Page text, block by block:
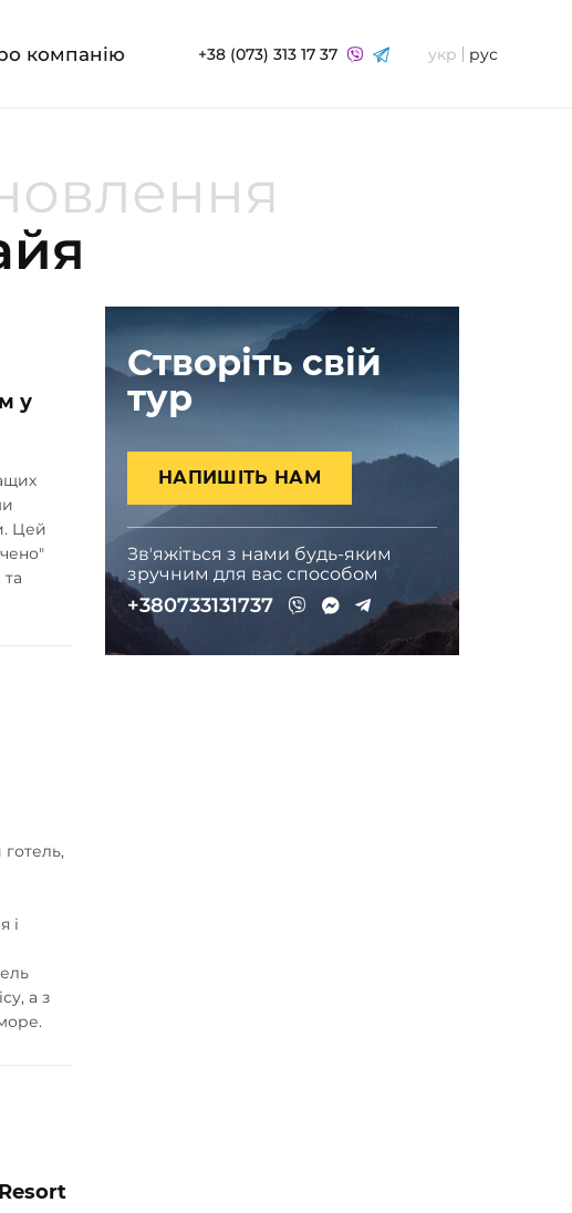
компанію +38 (073) 313 17 37 укр рус
у
Цей
і
а з
Створіть свій
тур
НАПИШІТЬ НАМ
Звʼяжіться з нами будь-яким
зручним для вас способом
+380733131737